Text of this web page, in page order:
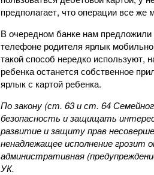
предполагает, что операции все же
В очередном банке нам предложили
телефоне родителя ярлык
такой способ нередко
ребенка останется собственное
ярлык с картой ребенка.
По закону (ст. 63 и ст. 64
безопасность и защищать
развитие и защиту прав
ненадлежащее исполнение
административная
УК.